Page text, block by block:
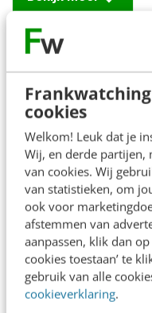
cookies
Welkom! Leuk dat je
Wij, en derde partijen,
van cookies. Wij
van statistieken, om
ook voor
afstemmen van
aanpassen, klik dan op
cookies toestaan’ te
gebruik van alle
cookieverklaring.
Contact Redactie
+31 30 200 1045
Tarieven
Meer contactopties
Frankwatching
Adverteren